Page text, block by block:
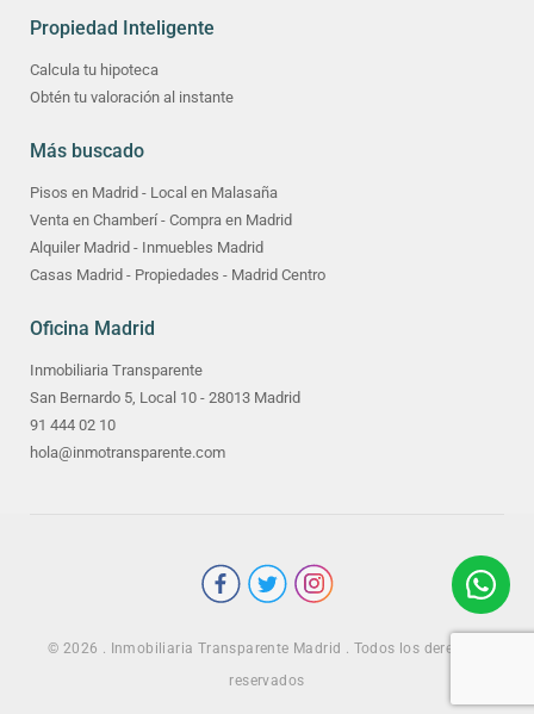
Propiedad Inteligente
Calcula tu hipoteca
Obtén tu valoración al instante
Más buscado
Pisos en Madrid - Local en Malasaña
Venta en Chamberí - Compra en Madrid
Alquiler Madrid - Inmuebles Madrid
Casas Madrid - Propiedades - Madrid Centro
Oficina Madrid
Inmobiliaria Transparente
San Bernardo 5, Local 10 - 28013 Madrid
91 444 02 10
hola@inmotransparente.com
© 2026 . Inmobiliaria Transparente Madrid . Todos los derechos
reservados